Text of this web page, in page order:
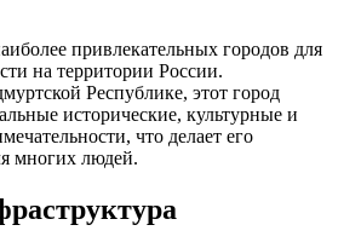
привлекательных городов для
на территории России.
Республике, этот город
исторические, культурные и
что делает его
многих людей.